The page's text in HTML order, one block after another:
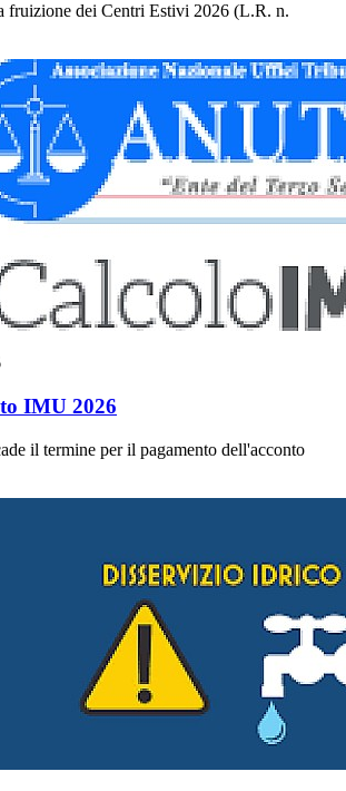
fruizione dei Centri Estivi 2026 (L.R. n.
IMU 2026
il termine per il pagamento dell'acconto